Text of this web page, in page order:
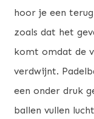
hoor je een
zoals dat het
komt omdat de
verdwijnt.
een onder druk
ballen vullen